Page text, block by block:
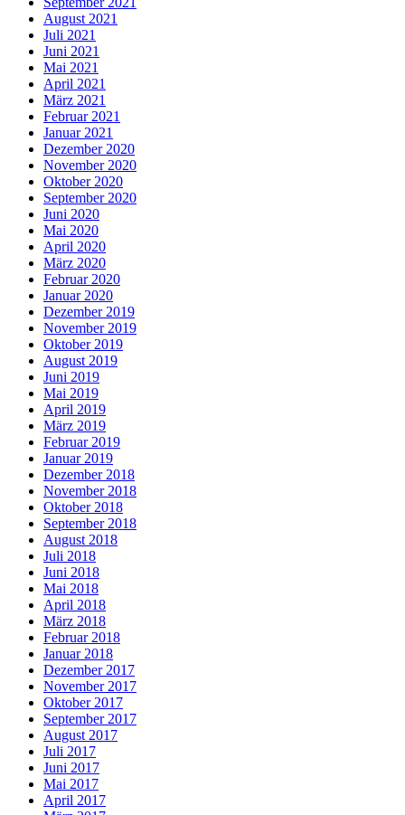
August 2021
Juli 2021
Juni 2021
Mai 2021
April 2021
März 2021
Februar 2021
Januar 2021
Dezember 2020
November 2020
Oktober 2020
September 2020
Juni 2020
Mai 2020
April 2020
März 2020
Februar 2020
Januar 2020
Dezember 2019
November 2019
Oktober 2019
August 2019
Juni 2019
Mai 2019
April 2019
März 2019
Februar 2019
Januar 2019
Dezember 2018
November 2018
Oktober 2018
September 2018
August 2018
Juli 2018
Juni 2018
Mai 2018
April 2018
März 2018
Februar 2018
Januar 2018
Dezember 2017
November 2017
Oktober 2017
September 2017
August 2017
Juli 2017
Juni 2017
Mai 2017
April 2017